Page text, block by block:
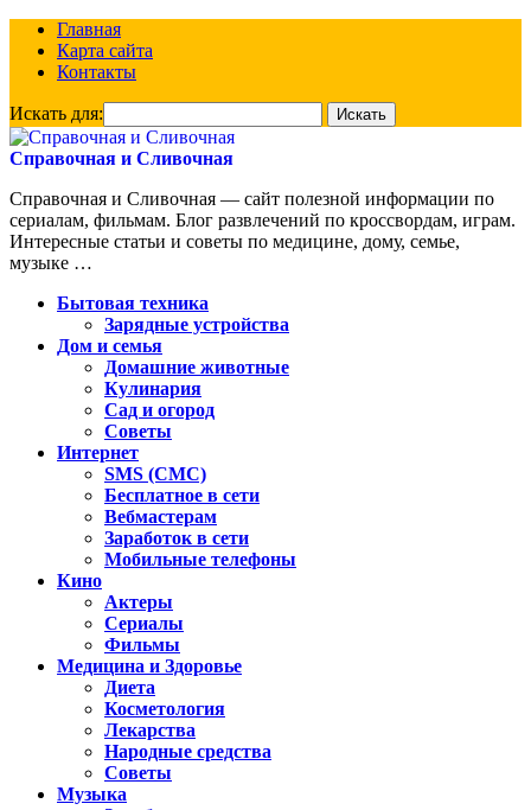
Главная
Карта сайта
Контакты
Искать для:
Справочная и Сливочная
Справочная и Сливочная — сайт полезной информации по
сериалам, фильмам. Блог развлечений по кроссвордам, играм.
Интересные статьи и советы по медицине, дому, семье,
музыке …
Бытовая техника
Зарядные устройства
Дом и семья
Домашние животные
Кулинария
Сад и огород
Советы
Интернет
SMS (СМС)
Бесплатное в сети
Вебмастерам
Заработок в сети
Мобильные телефоны
Кино
Актеры
Сериалы
Фильмы
Медицина и Здоровье
Диета
Косметология
Лекарства
Народные средства
Советы
Музыка